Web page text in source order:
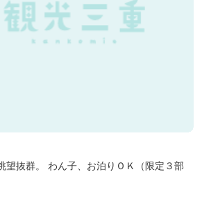
望抜群。 わん子、お泊りＯＫ（限定３部